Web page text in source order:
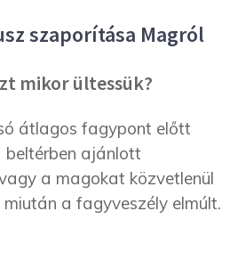
szaporítása Magról
mikor ültessük?
átlagos fagypont előtt
beltérben ajánlott
a magokat közvetlenül
a fagyveszély elmúlt.